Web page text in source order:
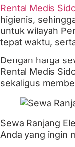
Rental Medis
higienis,
untuk wilayah
tepat waktu,
Dengan harga
Rental Medis
sekaligus
Sewa Ranjang
Anda yang ingin